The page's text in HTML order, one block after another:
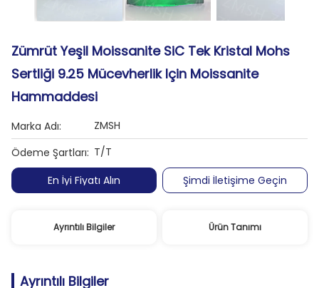
Zümrüt Yeşil Moissanite SiC Tek Kristal Mohs
Sertliği 9.25 Mücevherlik Için Moissanite
Hammaddesi
Marka Adı:
ZMSH
Ödeme Şartları: T/T
En İyi Fiyatı Alın
Şimdi İletişime Geçin
Ayrıntılı Bilgiler Ürün Tanımı
Ayrıntılı Bilgiler